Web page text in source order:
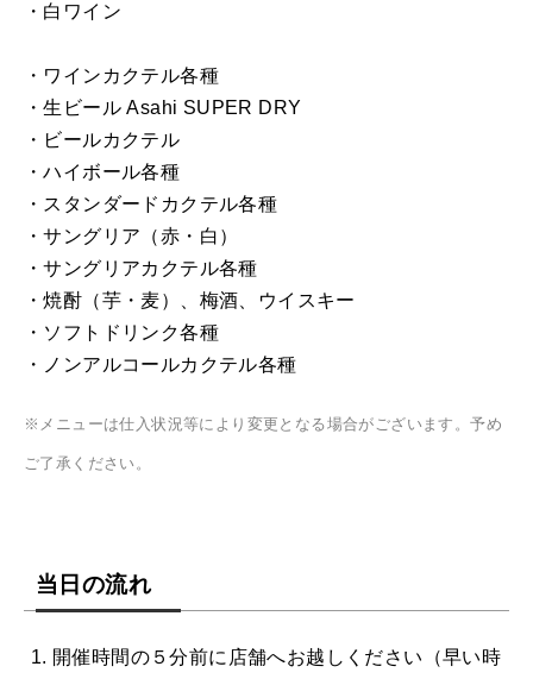
・白ワイン
・ワインカクテル各種
・生ビール Asahi SUPER DRY
・ビールカクテル
・ハイボール各種
・スタンダードカクテル各種
・サングリア（赤・白）
・サングリアカクテル各種
・焼酎（芋・麦）、梅酒、ウイスキー
・ソフトドリンク各種
・ノンアルコールカクテル各種
※メニューは仕入状況等により変更となる場合がございます。予め
ご了承ください。
当日の流れ
開催時間の５分前に店舗へお越しください（早い時